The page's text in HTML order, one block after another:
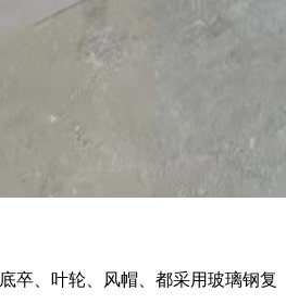
卒、叶轮、风帽、都采用玻璃钢复